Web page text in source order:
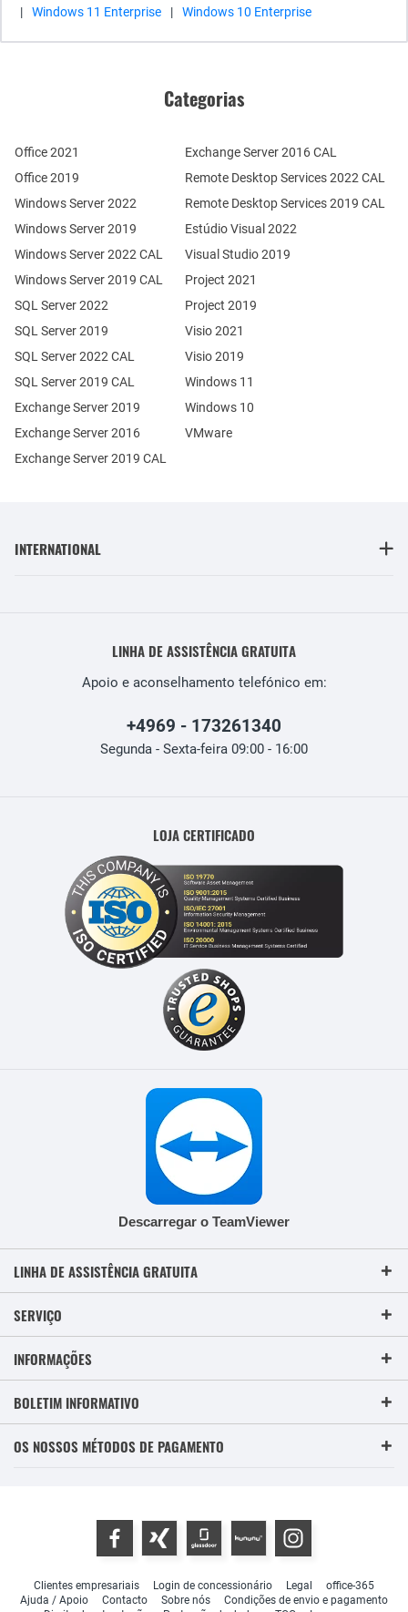
|
Windows 11 Enterprise | Windows 10 Enterprise
Categorias
Office 2021
Office 2019
Windows Server 2022
Windows Server 2019
Exchange Server 2019
Exchange Server 2016
SQL Server 2022
SQL Server 2019
Windows Server 2022 CAL
Windows Server 2019 CAL
SQL Server 2022 CAL
SQL Server 2019 CAL
Remote Desktop Services 2022 CAL
Remote Desktop Services 2019 CAL
Exchange Server 2019 CAL
Exchange Server 2016 CAL
Estúdio Visual 2022
Visual Studio 2019
Project 2021
Project 2019
Visio 2021
Visio 2019
Windows 11
Windows 10
VMware
INTERNATIONAL
LINHA DE ASSISTÊNCIA GRATUITA
Apoio e aconselhamento telefónico em:
+4969 - 173261340
Segunda - Sexta-feira 09:00 - 16:00
LOJA CERTIFICADO
Descarregar o TeamViewer
LINHA DE ASSISTÊNCIA GRATUITA
SERVIÇO
INFORMAÇÕES
BOLETIM INFORMATIVO
OS NOSSOS MÉTODOS DE PAGAMENTO
Clientes empresariais Login de concessionário Legal
office-365
Ajuda / Apoio
Contacto Sobre nós
Condições de envio e pagamento